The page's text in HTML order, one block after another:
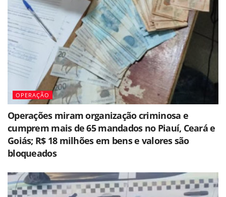
OPERAÇÃO
Operações miram organização criminosa e
cumprem mais de 65 mandados no Piauí, Ceará e
Goiás; R$ 18 milhões em bens e valores são
bloqueados